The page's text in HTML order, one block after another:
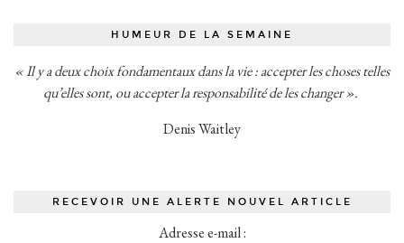
HUMEUR DE LA SEMAINE
« Il y a deux choix fondamentaux dans la vie : accepter les choses telles
qu’elles sont, ou accepter la responsabilité de les changer ».
Denis Waitley
RECEVOIR UNE ALERTE NOUVEL ARTICLE
Adresse e-mail :